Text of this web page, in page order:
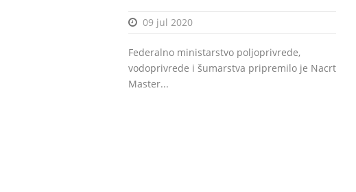
09 jul 2020
Federalno ministarstvo poljoprivrede,
vodoprivrede i šumarstva pripremilo je Nacrt
Master...